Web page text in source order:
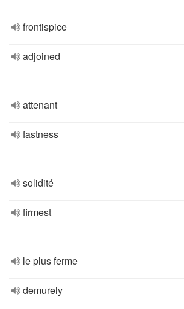
frontispice
adjoined
attenant
fastness
solidité
firmest
le plus ferme
demurely